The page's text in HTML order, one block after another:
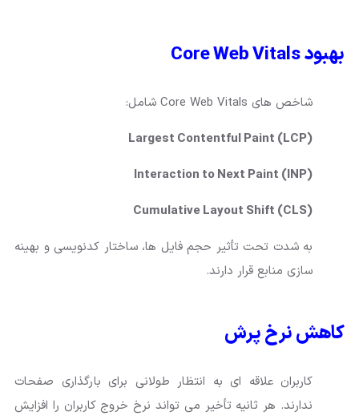
بهبود Core Web Vitals
شاخص های Core Web Vitals شامل:
Largest Contentful Paint (LCP)
Interaction to Next Paint (INP)
Cumulative Layout Shift (CLS)
به شدت تحت تأثیر حجم فایل ها، ساختار کدنویسی و بهینه
سازی منابع قرار دارند.
کاهش نرخ پرش
کاربران علاقه ای به انتظار طولانی برای بارگذاری صفحات
ندارند. هر ثانیه تأخیر می تواند نرخ خروج کاربران را افزایش